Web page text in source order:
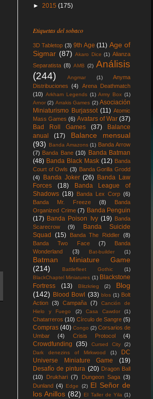
► 2015 (175)
Etiquetas del sobaco
3D Tabletop (3) 9th Age (11) Age of
Sigmar (87) Akaro Dice (1) Alianza
Separatista (8) AMB (2) Análisis
(244)
Angmar (1)
Anyma
Distribuciones
(4)
Arena Deathmatch
(10) Arkham Legends (1) Army Box (1)
Arnor (2) Arrakis Games (2) Asociación
Miniaturismo Burjassot (11) Atomic
Mass Games (6) Avatars of War (37)
Bad Roll Games
(37)
Balance
anual
(17)
Balance mensual
(93)
Banda Amazons (1) Banda Arrow
(7) Banda Bane (10)
Banda Batman
(48) Banda Black Mask (12) Banda
Court of Owls (3) Banda Gorilla Grodd
(4)
Banda Joker (26) Banda Law
Forces
(18)
Banda League of
Shadows (18) Banda Lex Corp (6)
Banda Mr. Freeze
(8)
Banda
Organized Crime (7) Banda Penguin
(17) Banda Poison Ivy (19) Banda
Scarecrow
(9)
Banda Suicide
Squad
(15) Banda The Riddler (8)
Banda Two Face
(7)
Banda
Wonderland
(3) Bat-builder (1)
Batman Miniature Game
(214)
Battlefleet Gothic
(1)
BlackChaptel Miniatures (1) Blackstone
Fortress
(13) Blitzkrieg (2)
Blog
(142) Blood Bowl (33) blos (1) Bolt
Action (3) Campaña (7)
Canción de
Hielo y Fuego
(2) Casa Cawdor (1)
Chatarreros (10) Círculo de Sangre (5)
Compras (40) Congo (2) Corsarios de
Umbar
(4) Crisis Protocol (4)
Crowdfunding (35) Cursed City
(2)
Dark denezins of Mirkwood
(1)
DC
Universe Miniature Game
(19)
Desafío de pintura (20) Dragon Ball
(10)
Drukhari (7) Dungeon Saga (3)
Dunland (4) Edge (2) El Señor de
los Anillos (82) El Taller de Yila (1)